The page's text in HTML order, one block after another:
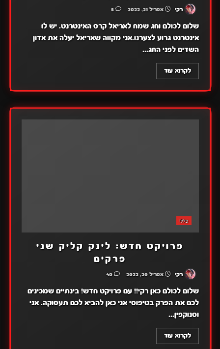
רקי אפריל 21, 2022 5
שלום לכולם וחג שמח לאריאל קרס האינטרנט. יש לו
אינטרנט גרוע לצערנו.אני מקווה שאריאל יעלה את אדון
השדים לפני החג...
לקרוא עוד
כללי
פרויקט חדש: לינק קליק שני
פרקים
רקי אפריל 20, 2022 40
שלום לכולם כאן רקי!! עם פרויקט חדש! בינתיים שמכינים
לכם את הפרק בטיפוסי אני כאן להביא לכם תעסוקה. אני
וסנוקפין...
לקרוא עוד